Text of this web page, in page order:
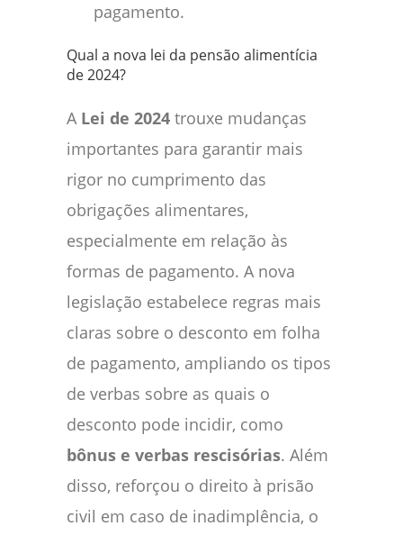
pagamento.
Qual a nova lei da pensão alimentícia
de 2024?
A Lei de 2024 trouxe mudanças
importantes para garantir mais
rigor no cumprimento das
obrigações alimentares,
especialmente em relação às
formas de pagamento. A nova
legislação estabelece regras mais
claras sobre o desconto em folha
de pagamento, ampliando os tipos
de verbas sobre as quais o
desconto pode incidir, como
bônus e verbas rescisórias. Além
disso, reforçou o direito à prisão
civil em caso de inadimplência, o